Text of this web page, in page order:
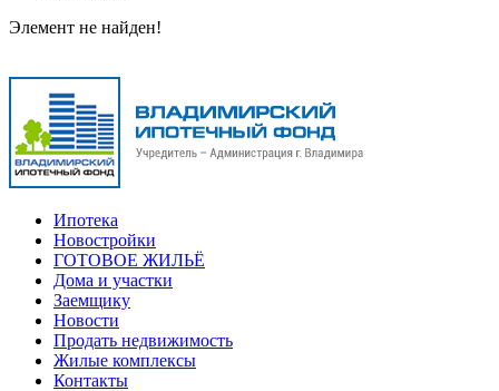
Элемент не найден!
Ипотека
Новостройки
ГОТОВОЕ ЖИЛЬЁ
Дома и участки
Заемщику
Новости
Продать недвижимость
Жилые комплексы
Контакты